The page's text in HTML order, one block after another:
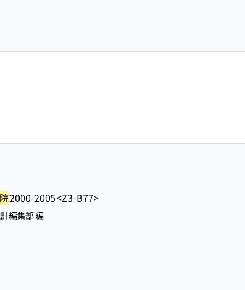
2000-2005<Z3-B77>
編集部 編